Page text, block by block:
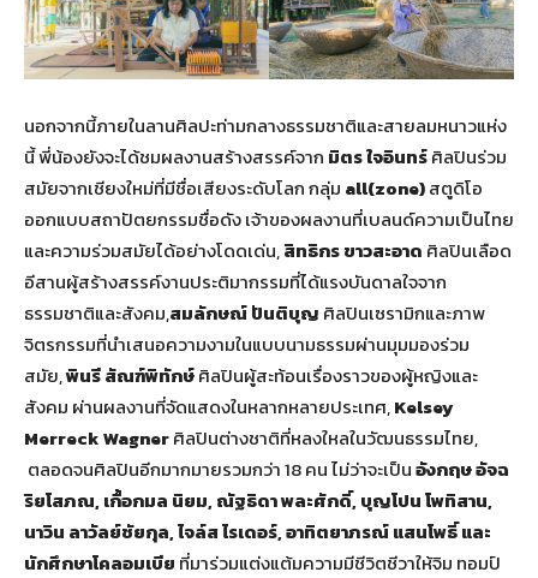
นอกจากนี้ภายในลานศิลปะท่ามกลางธรรมชาติและสายลมหนาวแห่ง
นี้ พี่น้องยังจะได้ชมผลงานสร้างสรรค์จาก มิตร ใจอินทร์ศิลปินร่วม
สมัยจากเชียงใหม่ที่มีชื่อเสียงระดับโลก กลุ่ม all(zone)สตูดิโอ
ออกแบบสถาปัตยกรรมชื่อดัง เจ้าของผลงานที่เบลนด์ความเป็นไทย
และความร่วมสมัยได้อย่างโดดเด่น,สิทธิกร ขาวสะอาด ศิลปินเลือด
อีสานผู้สร้างสรรค์งานประติมากรรมที่ได้แรงบันดาลใจจาก
ธรรมชาติและสังคม,สมลักษณ์ ปันติบุญ ศิลปินเซรามิกและภาพ
จิตรกรรมที่นำเสนอความงามในแบบนามธรรมผ่านมุมมองร่วม
สมัย,พินรี สัณฑ์พิทักษ์ศิลปินผู้สะท้อนเรื่องราวของผู้หญิงและ
สังคม ผ่านผลงานที่จัดแสดงในหลากหลายประเทศ,Kelsey
Merreck Wagnerศิลปินต่างชาติที่หลงใหลในวัฒนธรรมไทย,
ตลอดจนศิลปินอีกมากมายรวมกว่า 18 คน ไม่ว่าจะเป็นอังกฤษ อัจฉ
ริยโสภณ, เกื้อกมล นิยม, ณัฐธิดา พละศักดิ์, บุญโปน โพทิสาน,
นาวิน ลาวัลย์ชัยกุล, ไจล์ส ไรเดอร์, อาทิตยาภรณ์ แสนโพธิ์ และ
นักศึกษาโคลอมเบีย ที่มาร่วมแต่งแต้มความมีชีวิตชีวาให้จิม ทอมป์